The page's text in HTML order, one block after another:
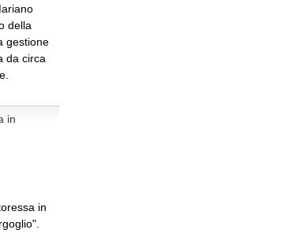
della
gestione
da circa
in
in